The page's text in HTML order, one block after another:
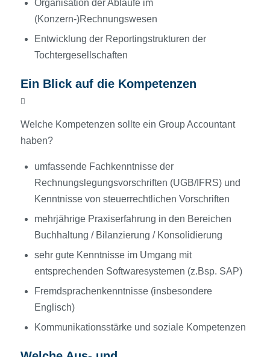
Organisation der Abläufe im
(Konzern-)Rechnungswesen
Entwicklung der Reportingstrukturen der
Tochtergesellschaften
Ein Blick auf die Kompetenzen
Welche Kompetenzen sollte ein Group Accountant
haben?
umfassende Fachkenntnisse der
Rechnungslegungsvorschriften (UGB/IFRS) und
Kenntnisse von steuerrechtlichen Vorschriften
mehrjährige Praxiserfahrung in den Bereichen
Buchhaltung / Bilanzierung / Konsolidierung
sehr gute Kenntnisse im Umgang mit
entsprechenden Softwaresystemen (z.Bsp. SAP)
Fremdsprachenkenntnisse (insbesondere
Englisch)
Kommunikationsstärke und soziale Kompetenzen